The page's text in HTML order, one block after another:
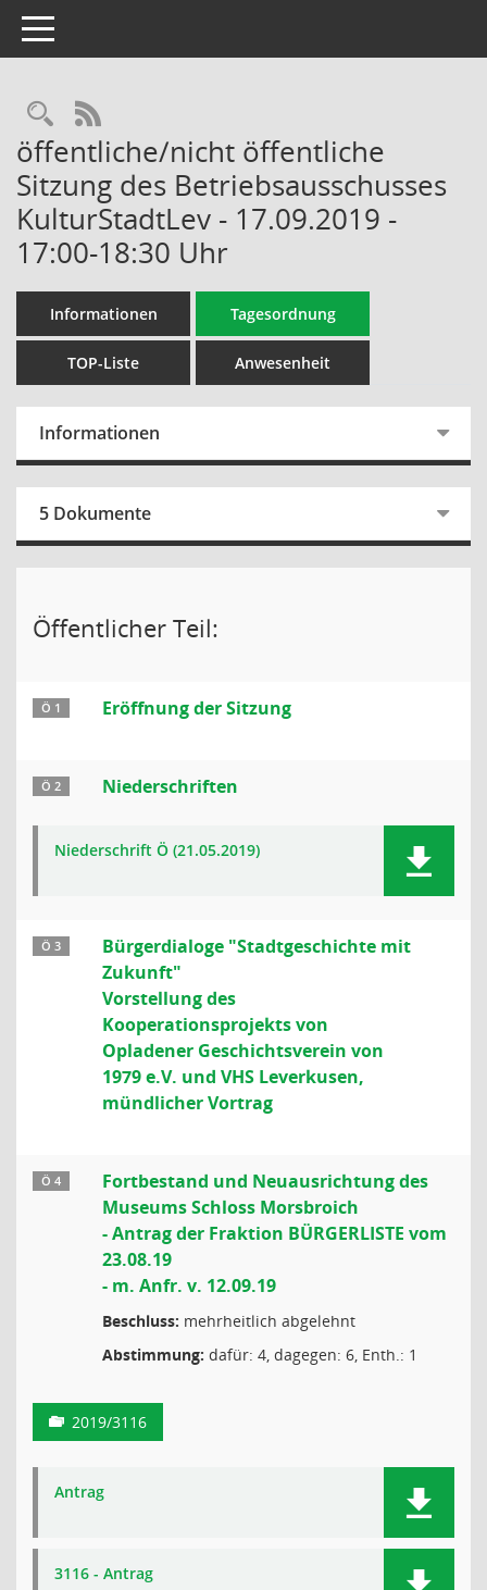
Toggle navigation
Rechercheauswahl
RSS-Feed
öffentliche/nicht öffentliche
Sitzung des Betriebsausschusses
KulturStadtLev - 17.09.2019 -
17:00-18:30 Uhr
Informationen Tagesordnung
TOP-Liste Anwesenheit
Informationen
5 Dokumente
Öffentlicher Teil:
Ö 1 Eröffnung der Sitzung
Ö 2 Niederschriften
Niederschrift Ö (21.05.2019)
Ö 3
Bürgerdialoge "Stadtgeschichte mit
Zukunft"
Vorstellung des
Kooperationsprojekts von
Opladener Geschichtsverein von
1979 e.V. und VHS Leverkusen,
mündlicher Vortrag
Ö 4
Fortbestand und Neuausrichtung des
Museums Schloss Morsbroich
- Antrag der Fraktion BÜRGERLISTE vom
23.08.19
- m. Anfr. v. 12.09.19
Beschluss: mehrheitlich abgelehnt
Abstimmung: dafür: 4, dagegen: 6, Enth.: 1
2019/3116
Antrag
3116 - Antrag